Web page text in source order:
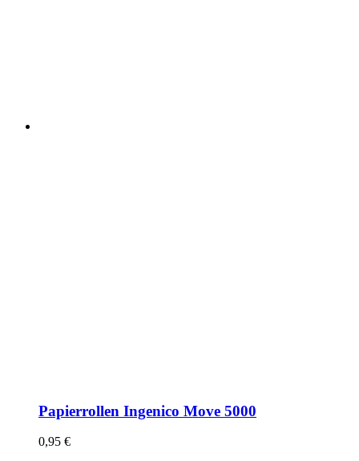
Papierrollen Ingenico Move 5000
0,95 €